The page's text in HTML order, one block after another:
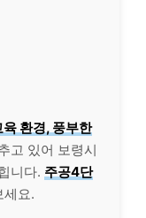
환경, 풍부한
고 있어 보령시
니다. 주공4단
세요.